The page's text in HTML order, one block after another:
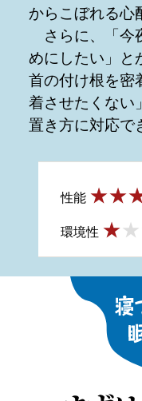
からこぼれる心
さらに、「今
めにしたい」と
首の付け根を密
着させたくない
置き方に対応で
性能
環境性